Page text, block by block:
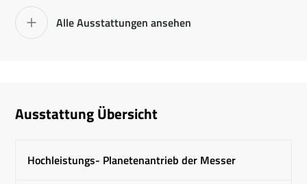
Alle Ausstattungen ansehen
Ausstattung Übersicht
Hochleistungs- Planetenantrieb der Messer